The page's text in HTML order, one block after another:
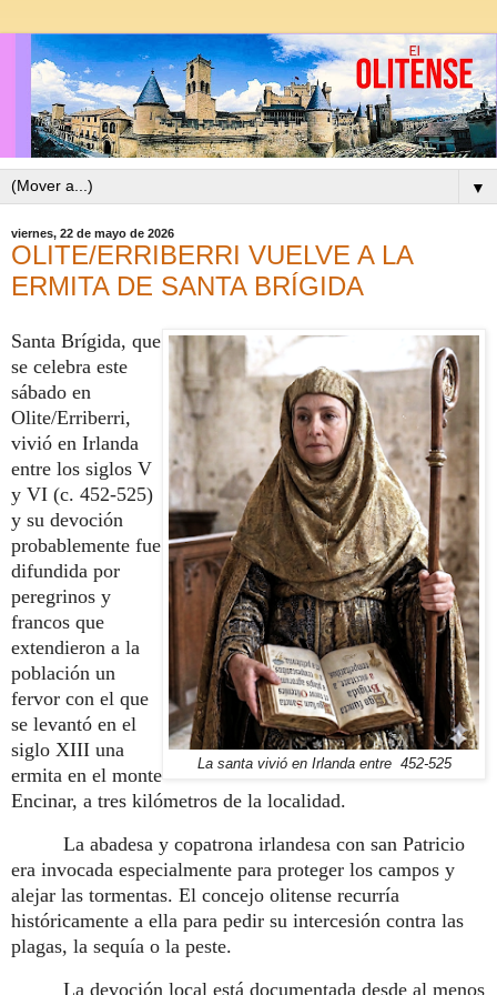
▼
viernes, 22 de mayo de 2026
OLITE/ERRIBERRI VUELVE A LA
ERMITA DE SANTA BRÍGIDA
La santa vivió en Irlanda entre 452-525
Santa Brígida, que
se celebra este
sábado en
Olite/Erriberri,
vivió en Irlanda
entre los siglos V
y VI (c. 452-525)
y su devoción
probablemente fue
difundida por
peregrinos y
francos que
extendieron a la
población un
fervor con el que
se levantó en el
siglo XIII una
ermita en el monte
Encinar, a tres kilómetros de la localidad.
La abadesa y copatrona irlandesa con san Patricio
era invocada especialmente para proteger los campos y
alejar las tormentas. El concejo olitense recurría
históricamente a ella para pedir su intercesión contra las
plagas, la sequía o la peste.
La devoción local está documentada desde al menos